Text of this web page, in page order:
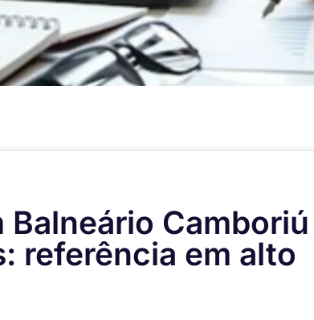
Balneário Camboriú
referência em alto